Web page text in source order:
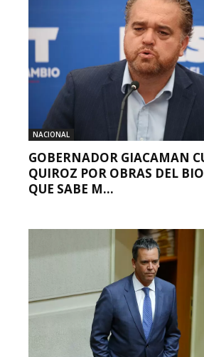
NACIONAL
GOBERNADOR GIACAMAN
QUIROZ POR OBRAS DEL
QUE SABE M...